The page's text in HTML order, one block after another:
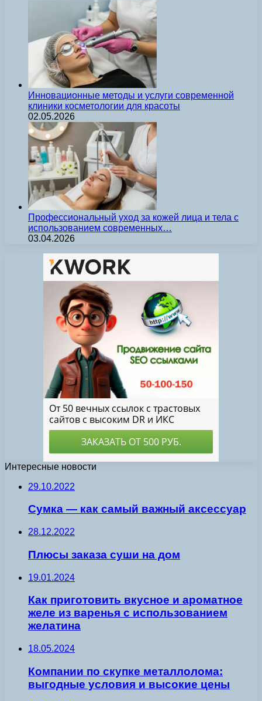
Инновационные методы и услуги современной
клиники косметологии для красоты
02.05.2026
Профессиональный уход за кожей лица и тела с
использованием современных…
03.04.2026
Интересные новости
29.10.2022
Сумка — как самый важный аксессуар
28.12.2022
Плюсы заказа суши на дом
19.01.2024
Как приготовить вкусное и ароматное
желе из варенья с использованием
желатина
18.05.2024
Компании по скупке металлолома:
выгодные условия и высокие цены